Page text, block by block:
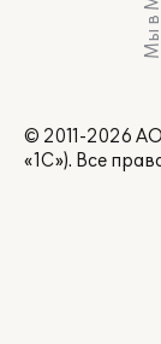
© 2011-2026
«1С»). Все